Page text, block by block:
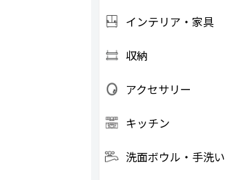
インテリア・家具
収納
アクセサリー
キッチン
洗面ボウル・手洗い